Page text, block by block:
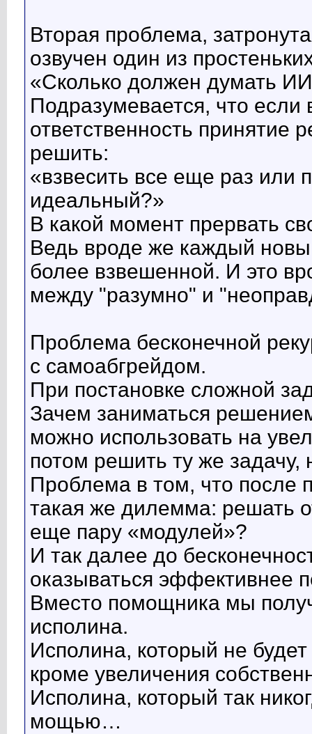
Вторая проблема,
озвучен один из
«Сколько должен думать
Подразумевается, что
ответственность принятие
решить:
«взвесить все еще раз или
идеальный?»
В какой момент прервать
Ведь вроде же каждый
более взвешенной. И это
между "разумно" и
Проблема бесконечной
с самоабгрейдом.
При постановке сложной
Зачем заниматься
можно использовать на
потом решить ту же
Проблема в том, что после
такая же дилемма: решать
еще пару «модулей»?
И так далее до
оказываться эффективнее
Вместо помощника мы
исполина.
Исполина, который не
кроме увеличения
Исполина, который так
мощью…